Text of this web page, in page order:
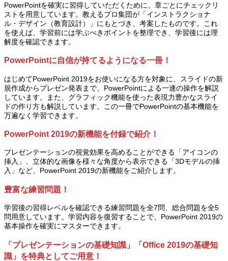
PowerPointを確実に習得していただくために、章ごとにチェックリ
ストを用意しています。教えるプロ集団が「インストラクショナ
ル・デザイン（教育設計）」にもとづき、考案したものです。これ
を使えば、学習前には学ぶべきポイントを整理でき、学習後には理
解度を確認できます。
PowerPointに自信が持てるようになる一冊！
はじめてPowerPoint 2019をお使いになる方を対象に、スライドの新
規作成からプレゼン発表まで、PowerPointによる一連の操作を解説
しています。また、グラフィック機能を使った表現力豊かなスライ
ドの作り方も解説しています。この一冊でPowerPointの基本機能を
万遍なく学習できます。
PowerPoint 2019の新機能を付録で紹介！
プレゼンテーションの視覚効果を高めることができる「アイコンの
挿入」、立体的な画像を様々な角度から表示できる「3Dモデルの挿
入」など、PowerPoint 2019の新機能をご紹介します。
豊富な練習問題！
学習後の習得レベルを確認できる練習問題を全7問、総合問題を全5
問用意しています。学習内容を復習することで、PowerPoint 2019の
基本操作を確実にマスターできます。
「プレゼンテーションの基礎知識」「Office 2019の基礎知
識」を特典としてご用意！